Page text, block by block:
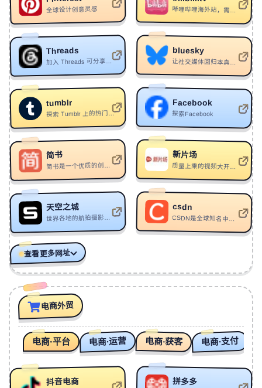
117 Dragon Force but is it okay if it's lofi? Kijugo
118
119 幻想是痛的延续
120
121 黑夜坠落 PICK
122 Another Song Conor Maynard
123 It's Raining Men The Weather Girls
124 [FREE]“接管”孟菲斯 x BOBBYNOPEACE Type Beat
Chouy
125 Body On Me Mike Perry/NEA EINI
126 VEM! MAXPVNK/DJ RITMO DIVINO
127 trainers ptasinski/RJ Pasin
128
129 厌世狂欢播放机
130 Naked
131
132 Deja Vu
133 Somebody Special (Leon Lour Remix)
Nina Nesbitt/Leon Lour
134 Tusind Farver Rasmus Seebach
136 Old Habits Instrumental Alan Walker
GPT88：https://agent.gpt88.cc/register?
aff=59ZYCUEGZYNY：GPT88是一个AI模型API服务平
台，提供大模型调用、AI绘图、API密钥管理及订阅充值
等功能。
hexo-cms： https://github.com/base404/hexo-cms：
hexo-cms 是一个针对 Hexo 静态博客的可视化后台管理
系统，支持 Docker 部署，提供多语言主题配置和 GUI
管理界面。
Justin-blog： https://github.com/lijiajun20130726-
ux/Justin-blog 一个基于Vue3和Express的简洁优雅博
客系统，支持Markdown编辑、评论、邮件订阅、友链管
理和数据统计等功能。
Sitepins - 开源Git基础的无头CMS：
https://sitepins.com/ Sitepins 是一个基于Git的开源无
头CMS，允许用户通过可视化编辑器直接更新静态网
站，无需操作代码，每个保存操作即commit，支持角色
权限、分支预览和SEO优化。
Elena： https://elenajs.com/
并通过JavaScript逐步增强交互性。
UI音效设计库 - uisfx：https://uisfx.com/： 开源UI音效
库，提供936种声音、12种风格，支持网页和移动应用，
可安装或在线试听。
全球设计创意灵感 哔哩哔哩海外站，需要VPN访问
Threads
加入 Threads 可分享灵感、提出问题、随想随发心中的想法、寻找志趣相投的用户等等。使用你的 Instagram 登录。
bluesky
让社交媒体回归本真。在数以百万计的用户中找到你的社群，释放你的创造力，再次享受乐趣。
tumblr
探索 Tumblr 上的热门话题。查看所有 GIF 动图、同人图、关于网上最受喜爱的东西的大众讨论。
Facebook
探索Facebook
简书
简书是一个优质的创作社区，在这里，你可以任性地创作，一篇短文、一张照片、一首诗、一幅画……我们相信，每个人都是生活中的艺术家，有着无穷的创造力。
新片场
质量上乘的视频大开眼界
天空之城
世界各地的航拍摄影师、拍手叫绝的航拍作品与独具价值的航拍攻略。全世界的探索者们互相启发，乐在其中。现在加入天空之城，换个角度看世界！。
csdn
CSDN是全球知名中文IT技术交流平台,创建于1999年,包含原创博客、精品问答、职业培训、技术论坛、资源下载等产品服务,提供原创、优质、完整内容的专业IT技术开发社区.
查看更多网址
电商外贸
电商·平台 电商·运营 电商·获客 电商·支付
抖音电商 拼多多